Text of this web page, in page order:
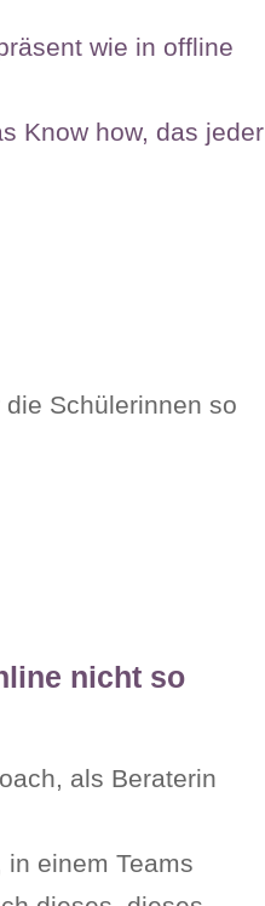
wie in offline
Know how, das jeder
Schülerinnen so
nicht so
als Beraterin
einem Teams